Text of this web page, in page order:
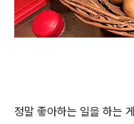
정말 좋아하는 일을 하는